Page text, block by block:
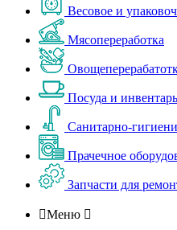
Весовое и
Мясопереработка
Посуда и инвентарь
Санитарно-
Прачечное
Запчасти для
Меню 